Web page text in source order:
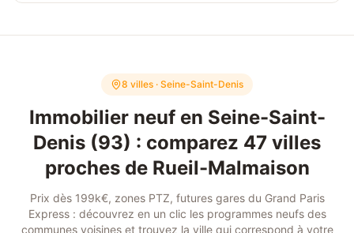
8 villes · Seine-Saint-Denis
Immobilier neuf en Seine-Saint-
Denis (93) : comparez 47 villes
proches de Rueil-Malmaison
Prix dès 199k€, zones PTZ, futures gares du Grand Paris
Express : découvrez en un clic les programmes neufs des
communes voisines et trouvez la ville qui correspond à votre